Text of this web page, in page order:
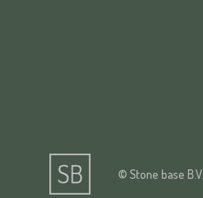
© Stone base